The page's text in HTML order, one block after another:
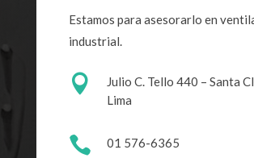
Estamos para asesorarlo en
industrial.
 Julio C. Tello 440 – Santa
Lima
 01 576-6365